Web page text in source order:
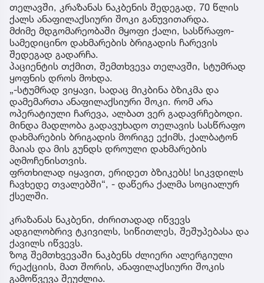
თელავში, კრაზანას ნაკბენის შედეგად, 70 წლის
ქალს ანაფილაქსიური შოკი განუვითარდა.
მძიმე მდგომარეობაში მყოფი ქალი, სასწრაფო-
სამედიცინო დახმარების ბრიგადის ჩარევის
შედეგად გადარჩა.
პაციენტის თქმით, შემთხვევა თელავში, სტუმრად
ყოფნის დროს მოხდა.
„-სტუმრად ვიყავი, სადაც მიკბინა ბზიკმა და
დამემართა ანაფილაქსიური შოკი. რომ არა
ოპერატიული ჩარევა, ალბათ ვერ გადავრჩებოდი.
მინდა მადლობა გადავუხადო თელავის სასწრაფო
დახმარების ბრიგადის მორიგე ექიმს, ქალბატონ
მაიას და მის გუნდს დროული დახმარების
აღმოჩენისთვის.
ფრთხილად იყავით, ერიდეთ ბზიკებს! სიკვდილს
ჩავხედე თვალებში“, - დაწერა ქალმა სოციალურ
ქსელში.
კრაზანას ნაკბენი, ძირითადად იწვევს
ადგილობრივ ტკივილს, სიწითლეს, შეშუპებასა და
ქავილს იწვევს.
ზოგ შემთხვევაში ნაკბენს ძლიერი ალერგიული
რეაქციის, მათ შორის, ანაფილაქსიური შოკის
გამოწვევა შეუძლია.